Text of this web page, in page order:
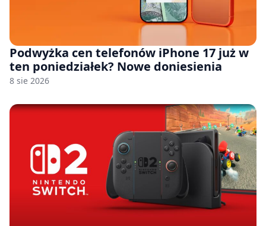
Podwyżka cen telefonów iPhone 17 już w
ten poniedziałek? Nowe doniesienia
8 sie 2026